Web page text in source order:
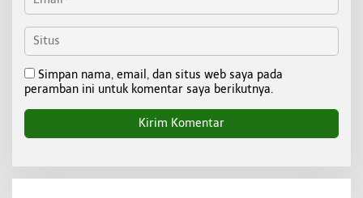
Simpan nama, email, dan situs web saya pada
peramban ini untuk komentar saya berikutnya.